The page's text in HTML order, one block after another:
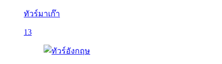
ทัวร์มาเก๊า
13